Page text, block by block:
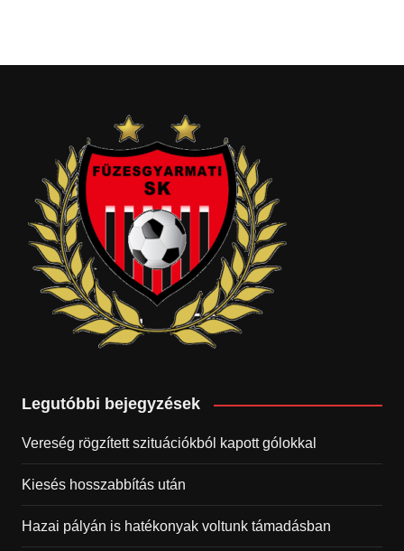
Legutóbbi bejegyzések
Vereség rögzített szituációkból kapott gólokkal
Kiesés hosszabbítás után
Hazai pályán is hatékonyak voltunk támadásban